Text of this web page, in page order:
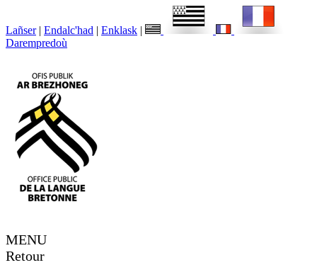
Lañser | Endalc'had | Enklask |
Darempredoù
MENU
Retour